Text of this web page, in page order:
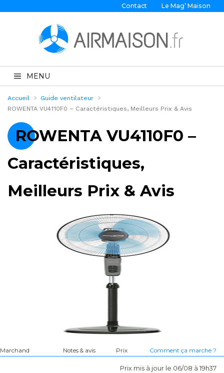
Contact Le Mag’ Maison
MENU
Accueil
Guide ventilateur
ROWENTA VU4110F0 – Caractéristiques, Meilleurs Prix & Avis
ROWENTA VU4110F0 –
Caractéristiques,
Meilleurs Prix & Avis
Marchand Notes & avis Prix Comment ça marche ?
Prix mis à jour le 06/08 à 19h37